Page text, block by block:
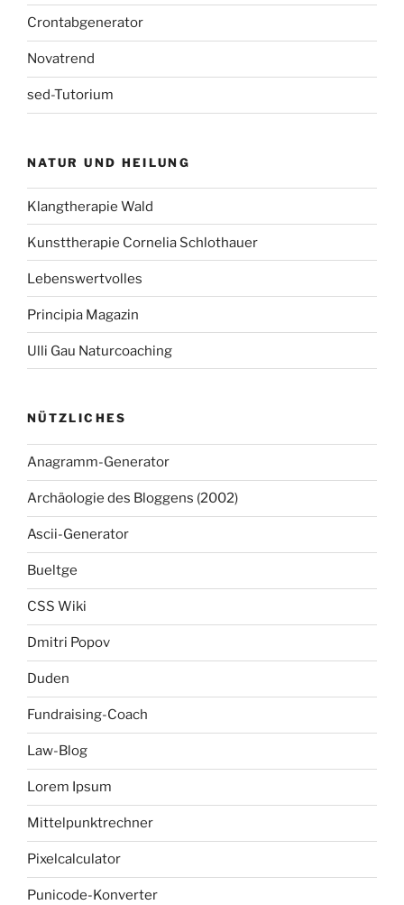
Crontabgenerator
Novatrend
sed-Tutorium
NATUR UND HEILUNG
Klangtherapie Wald
Kunsttherapie Cornelia Schlothauer
Lebenswertvolles
Principia Magazin
Ulli Gau Naturcoaching
NÜTZLICHES
Anagramm-Generator
Archäologie des Bloggens (2002)
Ascii-Generator
Bueltge
CSS Wiki
Dmitri Popov
Duden
Fundraising-Coach
Law-Blog
Lorem Ipsum
Mittelpunktrechner
Pixelcalculator
Punicode-Konverter